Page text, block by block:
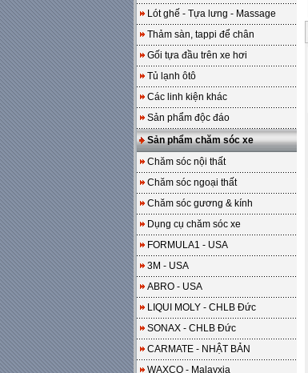
Lót ghế - Tựa lưng - Massage
Thảm sàn, tappi để chân
Gối tựa đầu trên xe hơi
Tủ lạnh ôtô
Các linh kiện khác
Sản phẩm độc đáo
Sản phẩm chăm sóc xe
Chăm sóc nội thất
Chăm sóc ngoại thất
Chăm sóc gương & kính
Dụng cụ chăm sóc xe
FORMULA1 - USA
3M - USA
ABRO - USA
LIQUI MOLY - CHLB Đức
SONAX - CHLB Đức
CARMATE - NHẬT BẢN
WAXCO - Malayxia